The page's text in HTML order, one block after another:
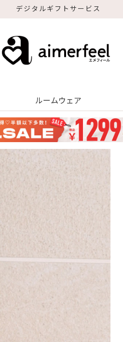
デジタルギフトサービス
ルームウェア